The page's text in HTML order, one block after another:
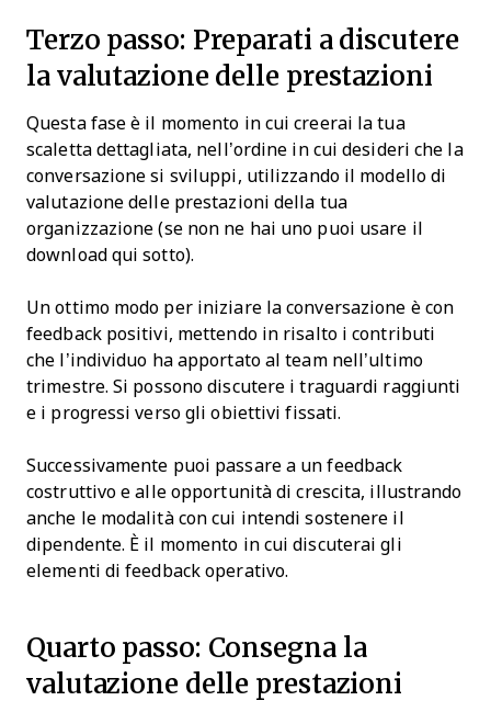
Terzo passo: Preparati a discutere
la valutazione delle prestazioni
Questa fase è il momento in cui creerai la tua
scaletta dettagliata, nell’ordine in cui desideri che la
conversazione si sviluppi, utilizzando il modello di
valutazione delle prestazioni della tua
organizzazione (se non ne hai uno puoi usare il
download qui sotto).
Un ottimo modo per iniziare la conversazione è con
feedback positivi, mettendo in risalto i contributi
che l’individuo ha apportato al team nell’ultimo
trimestre. Si possono discutere i traguardi raggiunti
e i progressi verso gli obiettivi fissati.
Successivamente puoi passare a un feedback
costruttivo e alle opportunità di crescita, illustrando
anche le modalità con cui intendi sostenere il
dipendente. È il momento in cui discuterai gli
elementi di feedback operativo.
Quarto passo: Consegna la
valutazione delle prestazioni